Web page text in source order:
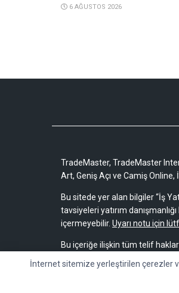
6 AĞUSTOS 2026
TradeMaster, TradeMaster
Art, Geniş Açı ve Camiş Online,
Bu sitede yer alan bilgiler “İş
tavsiyeleri yatırım
içermeyebilir. Uyarı notu için
Bu içeriğe ilişkin tüm telif
bir amaçla, kısmen veya
İnternet sitemize yerleştirilen çerezler